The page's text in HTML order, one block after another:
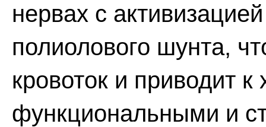
нервах с
полиолового шунта,
кровоток и приводит к
функциональными и